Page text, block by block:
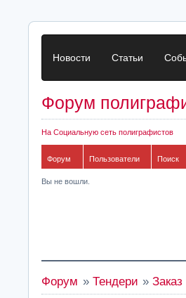
Новости Статьи
Форум
На Социальную сеть полиграфистов
Форум Пользователи Поиск
Вы не вошли.
Форум » Тендери »Заказ